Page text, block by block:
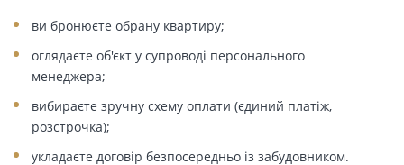
ви бронюєте обрану квартиру;
оглядаєте об'єкт у супроводі персонального
менеджера;
вибираєте зручну схему оплати (єдиний платіж,
розстрочка);
укладаєте договір безпосередньо із забудовником.